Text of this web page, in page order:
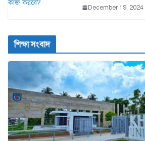
December 19, 2024
শিক্ষা সংবাদ